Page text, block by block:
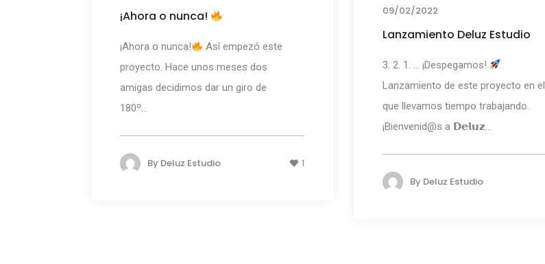
¡Ahora o nunca!
¡Ahora o nunca!
Así empezó este
proyecto. Hace unos meses dos
amigas decidimos dar un giro de
180º...
By Deluz Estudio 1
09/02/2022
Lanzamiento Deluz Estudio
3. 2. 1. ... ¡Despegamos!
Lanzamiento de este proyecto en el
que llevamos tiempo trabajando.
¡Bienvenid@s a 𝗗𝗲𝗹𝘂𝘇...
By Deluz Estudio